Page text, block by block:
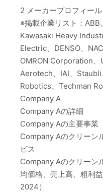
2 メーカープロフィール
※掲載企業リスト：ABB
Kawasaki Heavy
Electric、DENSO、
OMRON Corporation、
Aerotech、IAI、
Robotics、Techman
Company A
Company Aの詳細
Company Aの主要事業
Company Aのクリーン
ビス
Company Aのクリーン
均価格、売上高、粗利
2024）